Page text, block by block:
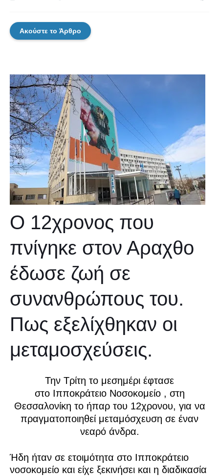
Ακούστε το Άρθρο
Ο 12χρονος που
πνίγηκε στον Αραχθο
έδωσε ζωή σε
συνανθρώπους του.
Πως εξελίχθηκαν οι
μεταμοσχεύσεις.
Την Τρίτη το μεσημέρι έφτασε
στο Ιπποκράτειο Νοσοκομείο, στη
Θεσσαλονίκη το ήπαρ του 12χρονου, για να
πραγματοποιηθεί μεταμόσχευση σε έναν
νεαρό άνδρα.
Ήδη ήταν σε ετοιμότητα στο Ιπποκράτειο
νοσοκομείο και είχε ξεκινήσει και η διαδικασία